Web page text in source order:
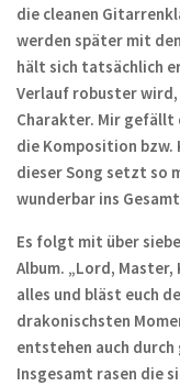
die cleanen
werden später mit
hält sich tatsächlich
Verlauf robuster wird,
Charakter. Mir gefällt
die Komposition bzw.
dieser Song setzt so
wunderbar ins
Es folgt mit über
Album. „Lord, Master,
alles und bläst euch
drakonischsten
entstehen auch
Insgesamt rasen die